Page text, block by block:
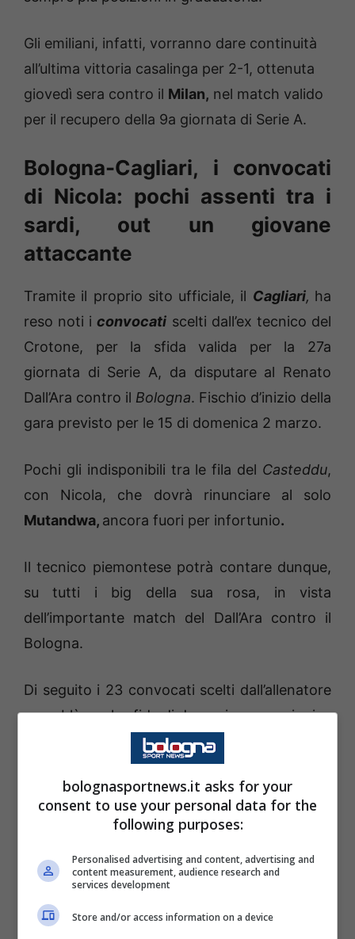
Gli emiliani, infatti, vorranno dare continuità
all’ultima vittoria casalinga per 2-1, ottenuta
giovedì sera contro il Milan, nel match valido
per il recupero della 9a giornata di Serie A.
Bologna-Cagliari, i convocati
di Nicola: pochi assenti tra i
sardi, out un giovane
attaccante
Tramite il proprio sito ufficiale, il Cagliari, ha
reso noti i convocati scelti dall’ex tecnico del
Crotone,
per la sfida valida per la 27a
giornata di Serie A, da disputare al Renato
Dall’Ara contro il Bologna. Fischio d’inizio della
gara previsto per le 15 di domenica 2 marzo.
Pochi gli indisponibili tra le fila del Casteddu,
con Nicola, che dovrà rinunciare al solo
Mutandwa, ancora fuori per infortunio.
Il tecnico piemontese potrà contare dunque,
su tutti i big della sua rosa, in vista
dell’importante match del Dall’Ara contro il
Bologna.
Di seguito i 23 convocati scelti dall’allenatore
rossoblù per la sfida di domenica pomeriggio:
Caprile, Sherri, Ciocci
DIFENSORI: Augello, Luperto, Palomino,
Mina, Zappa, Obert
CENTROCAMPISTI: Adopo, Viola, Deiola,
Prati, Marin, Zortea, Jankto, Makoumbou,
Gaetano
bolognasportnews.it asks for your
consent to use your personal data for the
following purposes:
Personalised advertising and content, advertising and
content measurement, audience research and
services development
Store and/or access information on a device